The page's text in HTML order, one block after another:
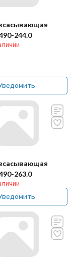
244.0
263.0